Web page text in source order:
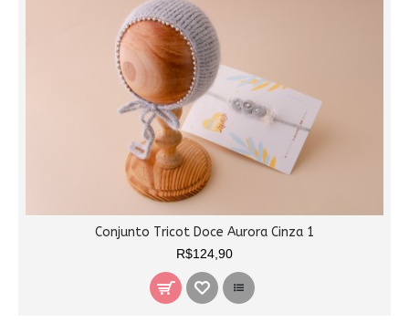
Conjunto Tricot Doce Aurora Cinza 1
R$124,90